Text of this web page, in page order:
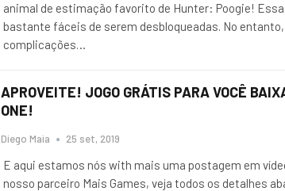
animal de estimação favorito de Hunter: Poogie!
bastante fáceis de serem desbloqueadas. No
complicações…
APROVEITE! JOGO GRÁTIS PARA VOCÊ
ONE!
Diego Maia 25 set, 2019
E aqui estamos nós with mais uma postagem em
nosso parceiro Mais Games, veja todos os detalhes